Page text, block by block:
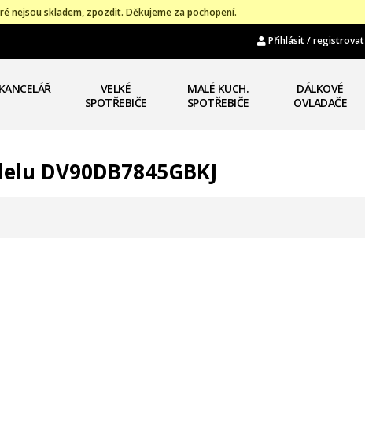
nejsou skladem, zpozdit. Děkujeme za pochopení.
Přihlásit / registrovat
VELKÉ
SPOTŘEBIČE
MALÉ KUCH.
SPOTŘEBIČE
DÁLKOVÉ
OVLADAČE
DV90DB7845GBKJ